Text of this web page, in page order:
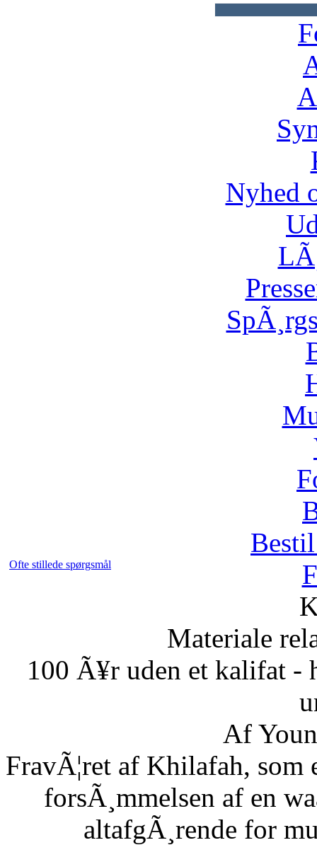
Nyhed
Ofte stillede spørgsmål
Materiale
100 Ã¥r uden et kalifat -
Af
FravÃ¦ret af Khilafah, som
forsÃ¸mmelsen af en
altafgÃ¸rende for